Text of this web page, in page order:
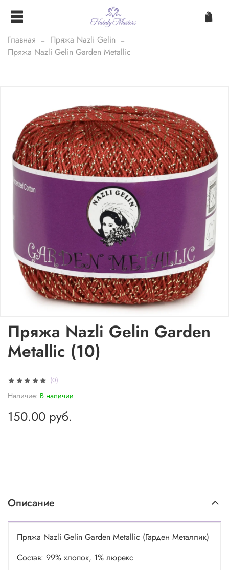
Главная
Пряжа Nazli Gelin
Пряжа Nazli Gelin Garden Metallic
(0)
Наличие: В наличии
Пряжа Nazli Gelin Garden
Metallic (10)
150.00 руб.
Описание
Пряжа Nazli Gelin Garden Metallic (Гарден Металлик)
Состав: 99% хлопок, 1% люрекс